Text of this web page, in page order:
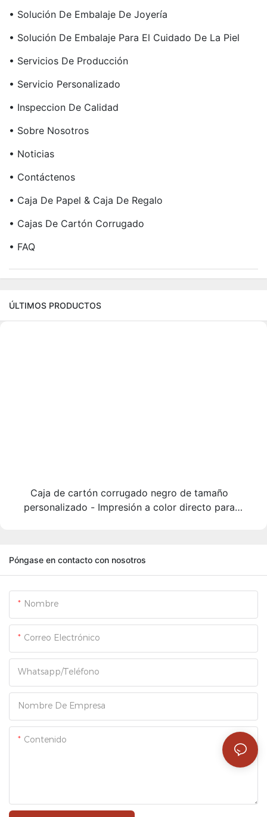
• Solución De Embalaje De Joyería
• Solución De Embalaje Para El Cuidado De La Piel
• Servicios De Producción
• Servicio Personalizado
• Inspeccion De Calidad
• Sobre Nosotros
• Noticias
• Contáctenos
• Caja De Papel & Caja De Regalo
• Cajas De Cartón Corrugado
• FAQ
ÚLTIMOS PRODUCTOS
Caja de cartón corrugado negro de tamaño
personalizado - Impresión a color directo para
Póngase en contacto con nosotros
Nombre
Correo Electrónico
Whatsapp/Teléfono
Nombre De Empresa
Contenido